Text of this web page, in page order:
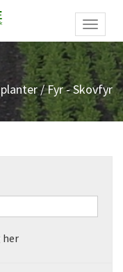
/ Fyr - Skovfyr
her